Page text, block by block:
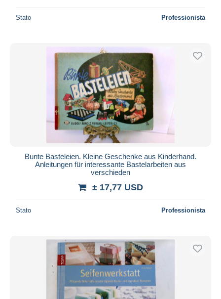
Stato Professionista
Bunte Basteleien. Kleine Geschenke aus Kinderhand.
Anleitungen für interessante Bastelarbeiten aus
verschieden
± 17,77 USD
Stato Professionista